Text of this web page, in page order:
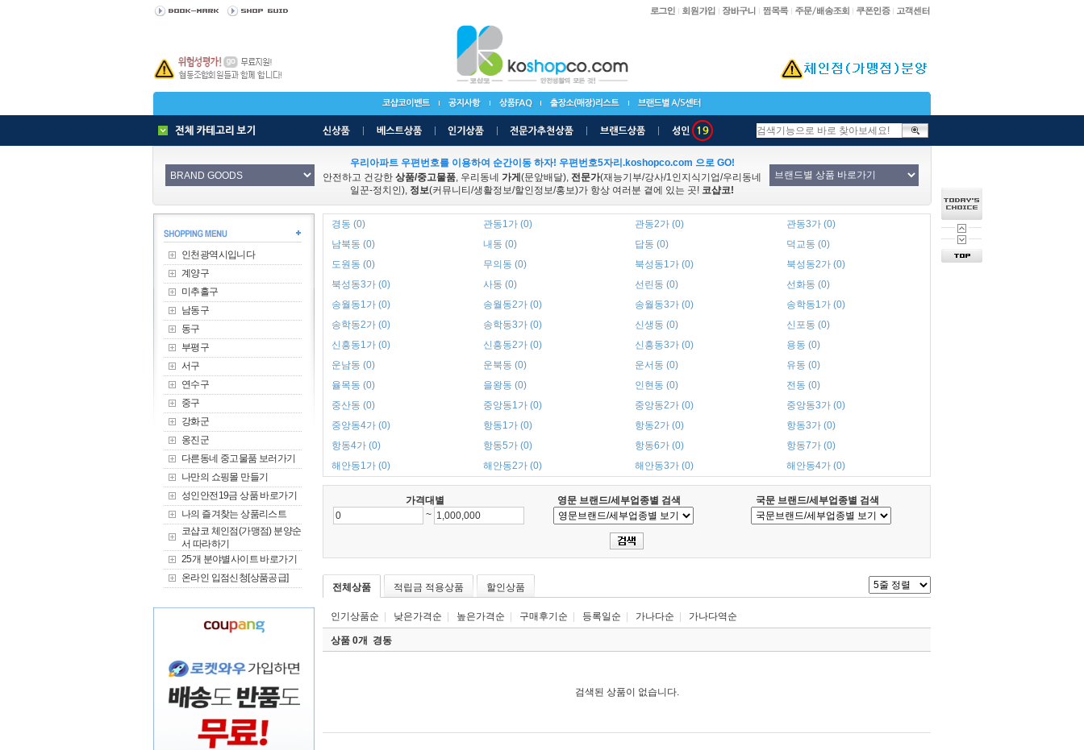
우리아파트 우편번호를 이용하여 순간이동 하자! 우편번호5자리.koshopco.com 으로 GO!
안전하고 건강한 상품/중고물품, 우리동네 가게 (문앞배달), 전문가(재능기부/강사/1인지식기업/우리동네
일꾼-정치인), 정보(커뮤니티/생활정보/할인정보/홍보)가 항상 여러분 곁에 있는 곳! 코샵코!
인천광역시입니다
계양구
미추홀구
남동구
동구
부평구
서구
연수구
중구
강화군
옹진군
다른동네 중고물품 보러가기
나만의 쇼핑몰 만들기
성인안전19금 상품 바로가기
나의 즐겨찾는 상품리스트
코샵코 체인점(가맹점) 분양순
서 따라하기
25개 분야별사이트 바로가기
온라인 입점신청[상품공급]
경동 (0) 관동1가 (0) 관동2가 (0)
관동3가 (0)
남북동 (0)
내동 (0) 답동 (0)
덕교동 (0)
도원동 (0)
무의동 (0) 북성동1가 (0)
북성동2가 (0)
북성동3가 (0)
사동 (0) 선린동 (0)
선화동 (0)
송월동1가 (0)
송월동2가 (0) 송월동3가 (0)
송학동1가 (0)
송학동2가 (0)
송학동3가 (0) 신생동 (0)
신포동 (0)
신흥동1가 (0)
신흥동2가 (0) 신흥동3가 (0)
용동 (0)
운남동 (0)
운북동 (0) 운서동 (0)
유동 (0)
율목동 (0)
을왕동 (0) 인현동 (0)
전동 (0)
중산동 (0)
중앙동1가 (0) 중앙동2가 (0)
중앙동3가 (0)
중앙동4가 (0)
항동1가 (0) 항동2가 (0)
항동3가 (0)
항동4가 (0)
항동5가 (0) 항동6가 (0)
항동7가 (0)
해안동1가 (0)
해안동2가 (0) 해안동3가 (0) 해안동4가 (0)
가격대별 영문 브랜드/세부업종별 검색
국문 브랜드/세부업종별 검색
~
전체상품 적립금 적용상품 할인상품
인기상품순 낮은가격순 높은가격순 구매후기순 등록일순 가나다순 가나다역순
상품 0개 경동
검색된 상품이 없습니다.